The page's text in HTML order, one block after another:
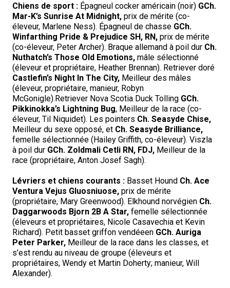
Lapphund suédois
Whippet
Chien nu du Pérou (Perro Sin Pelo Del Peru)
Épagneul Sussex
Épagneul springer gallois
Spinone italiano
Vizsla à poil lisse
Vizsla à poil dur
Braque de Weimar
Terrier blanc du West Highland
Rottweiler
Samoyède
Schnauzer (géant)
Schnauzer (standard)
Husky sibérien
Saint Bernard
Dogue du Tibet
Laika de lakoutie
Chiens de sport : Épagneul cocker américain (noir) GCh.
Mar-K’s Sunrise At Midnight,prix de mérite (co-
éleveur, Marlene Ness). Épagneul de chasse GCh.
Winfarthing Pride & Prejudice SH, RN,prix de mérite
(co-éleveur, Peter Archer). Braque allemand à poil dur Ch.
Nuthatch’s Those Old Emotions, mâle sélectionné
(éleveur et propriétaire, Heather Brennan). Retriever doré
Castlefin’s Night In The City, Meilleur des mâles
(éleveur, propriétaire, manieur, Robyn
McGonigle).Retriever Nova Scotia Duck Tolling GCh.
Pikkinokka’s Lightning Bug, Meilleur de la race (co-
éleveur, Til Niquidet). Les pointers Ch. Seasyde Chise,
Meilleur du sexe opposé, et Ch. Seasyde Brilliance,
femelle sélectionnée (Hailey Griffith, co-éleveur). Viszla
à poil dur GCh. Zoldmali Cetli RN, FDJ, Meilleur de la
race (propriétaire, Anton Josef Sagh).
Lévriers et chiens courants : Basset Hound Ch. Ace
Ventura Vejus Gluosniuose, prix de mérite
(propriétaire, Mary Greenwood). Elkhound norvégien Ch.
Daggarwoods Bjorn 2B A Star, femelle sélectionnée
(éleveurs et propriétaires, Nicole Casavechia et Kevin
Richard). Petit basset griffon vendéeen GCh. Auriga
Peter Parker, Meilleur de la race dans les classes, et
s’est rendu au niveau de groupe (éleveurs et
propriétaires, Wendy et Martin Doherty; manieur, Will
Alexander).